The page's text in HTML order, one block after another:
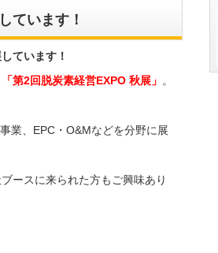
ています！
ています！
「第2回脱炭素経営EXPO 秋展」 。
業、EPC・O&Mなどを分野に展
ースに来られた方もご興味あり